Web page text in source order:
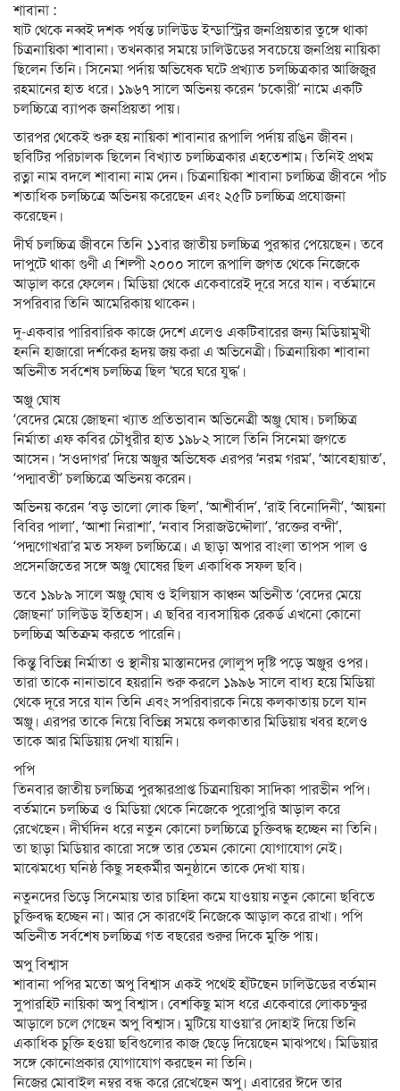
শাবানা :
ষাট থেকে নব্বই দশক পর্যন্ত ঢালিউড ইন্ডাস্ট্রির জনপ্রিয়তার তুঙ্গে থাকা
চিত্রনায়িকা শাবানা। তখনকার সময়ে ঢালিউডের সবচেয়ে জনপ্রিয় নায়িকা
ছিলেন তিনি। সিনেমা পর্দায় অভিষেক ঘটে প্রখ্যাত চলচ্চিত্রকার আজিজুর
রহমানের হাত ধরে। ১৯৬৭ সালে অভিনয় করেন ‘চকোরী’ নামে একটি
চলচ্চিত্রে ব্যাপক জনপ্রিয়তা পায়।
তারপর থেকেই শুরু হয় নায়িকা শাবানার রূপালি পর্দায় রঙিন জীবন।
ছবিটির পরিচালক ছিলেন বিখ্যাত চলচ্চিত্রকার এহতেশাম। তিনিই প্রথম
রত্না নাম বদলে শাবানা নাম দেন। চিত্রনায়িকা শাবানা চলচ্চিত্র জীবনে পাঁচ
শতাধিক চলচ্চিত্রে অভিনয় করেছেন এবং ২৫টি চলচ্চিত্র প্রযোজনা
করেছেন।
দীর্ঘ চলচ্চিত্র জীবনে তিনি ১১বার জাতীয় চলচ্চিত্র পুরস্কার পেয়েছেন। তবে
দাপুটে থাকা গুণী এ শিল্পী ২০০০ সালে রূপালি জগত থেকে নিজেকে
আড়াল করে ফেলেন। মিডিয়া থেকে একেবারেই দূরে সরে যান। বর্তমানে
সপরিবার তিনি আমেরিকায় থাকেন।
দু-একবার পারিবারিক কাজে দেশে এলেও একটিবারের জন্য মিডিয়ামুখী
হননি হাজারো দর্শকের হৃদয় জয় করা এ অভিনেত্রী। চিত্রনায়িকা শাবানা
অভিনীত সর্বশেষ চলচ্চিত্র ছিল ‘ঘরে ঘরে যুদ্ধ’।
অঞ্জু ঘোষ
‘বেদের মেয়ে জোছনা খ্যাত প্রতিভাবান অভিনেত্রী অঞ্জু ঘোষ। চলচ্চিত্র
নির্মাতা এফ কবির চৌধুরীর হাত ১৯৮২ সালে তিনি সিনেমা জগতে
আসেন। ‘সওদাগর’ দিয়ে অঞ্জুর অভিষেক এরপর ‘নরম গরম’, ‘আবেহায়াত’,
‘পদ্মাবতী’ চলচ্চিত্রে অভিনয় করেন।
অভিনয় করেন ‘বড় ভালো লোক ছিল’, ‘আশীর্বাদ’, ‘রাই বিনোদিনী’, ‘আয়না
বিবির পালা’, ‘আশা নিরাশা’, ‘নবাব সিরাজউদ্দৌলা’, ‘রক্তের বন্দী’,
‘পদ্মগোখরা’র মত সফল চলচ্চিত্রে। এ ছাড়া অপার বাংলা তাপস পাল ও
প্রসেনজিতের সঙ্গে অঞ্জু ঘোষের ছিল একাধিক সফল ছবি।
তবে ১৯৮৯ সালে অঞ্জু ঘোষ ও ইলিয়াস কাঞ্চন অভিনীত ‘বেদের মেয়ে
জোছনা’ ঢালিউড ইতিহাস। এ ছবির ব্যবসায়িক রেকর্ড এখনো কোনো
চলচ্চিত্র অতিক্রম করতে পারেনি।
কিন্তু বিভিন্ন নির্মাতা ও স্থানীয় মাস্তানদের লোলুপ দৃষ্টি পড়ে অঞ্জুর ওপর।
তারা তাকে নানাভাবে হয়রানি শুরু করলে ১৯৯৬ সালে বাধ্য হয়ে মিডিয়া
থেকে দূরে সরে যান তিনি এবং সপরিবারকে নিয়ে কলকাতায় চলে যান
অঞ্জু। এরপর তাকে নিয়ে বিভিন্ন সময়ে কলকাতার মিডিয়ায় খবর হলেও
তাকে আর মিডিয়ায় দেখা যায়নি।
পপি
তিনবার জাতীয় চলচ্চিত্র পুরস্কারপ্রাপ্ত চিত্রনায়িকা সাদিকা পারভীন পপি।
বর্তমানে চলচ্চিত্র ও মিডিয়া থেকে নিজেকে পুরোপুরি আড়াল করে
রেখেছেন। দীর্ঘদিন ধরে নতুন কোনো চলচ্চিত্রে চুক্তিবদ্ধ হচ্ছেন না তিনি।
তা ছাড়া মিডিয়ার কারো সঙ্গে তার তেমন কোনো যোগাযোগ নেই।
মাঝেমধ্যে ঘনিষ্ঠ কিছু সহকর্মীর অনুষ্ঠানে তাকে দেখা যায়।
নতুনদের ভিড়ে সিনেমায় তার চাহিদা কমে যাওয়ায় নতুন কোনো ছবিতে
চুক্তিবদ্ধ হচ্ছেন না। আর সে কারণেই নিজেকে আড়াল করে রাখা। পপি
অভিনীত সর্বশেষ চলচ্চিত্র গত বছরের শুরুর দিকে মুক্তি পায়।
অপু বিশ্বাস
শাবানা পপির মতো অপু বিশ্বাস একই পথেই হাঁটছেন ঢালিউডের বর্তমান
সুপারহিট নায়িকা অপু বিশ্বাস। বেশকিছু মাস ধরে একেবারে লোকচক্ষুর
আড়ালে চলে গেছেন অপু বিশ্বাস। মুটিয়ে যাওয়া’র দোহাই দিয়ে তিনি
একাধিক চুক্তি হওয়া ছবিগুলোর কাজ ছেড়ে দিয়েছেন মাঝপথে। মিডিয়ার
সঙ্গে কোনোপ্রকার যোগাযোগ করছেন না তিনি।
নিজের মোবাইল নম্বর বন্ধ করে রেখেছেন অপু। এবারের ঈদে তার